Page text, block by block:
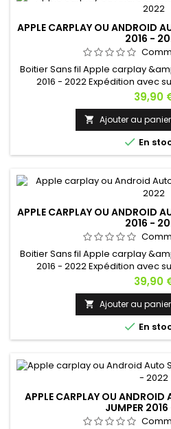
APPLE CARPLAY OU ANDROID
2016 -
Boitier Sans fil Apple carplay
2016 - 2022 Expédition avec
contacter si vous
Prix
39,90
 Ajouter au panier
 En
APPLE CARPLAY OU ANDROID
2016 -
Boitier Sans fil Apple carplay
2016 - 2022 Expédition avec
contacter si vous
Prix
39,90
 Ajouter au panier
 En
APPLE CARPLAY OU ANDROID
JUMPER